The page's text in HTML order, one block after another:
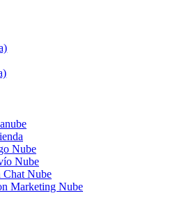
Nube
Nube
Chat Nube
Marketing Nube